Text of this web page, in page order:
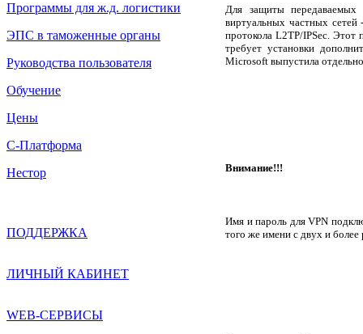
Программы для ж.д. логистики
ЭПС в таможенные органы
Руководства пользователя
Обучение
Цены
С-Платформа
Нестор
ПОДДЕРЖКА
ЛИЧНЫЙ КАБИНЕТ
WEB-СЕРВИСЫ
Для защиты передаваемых
виртуальных частных
протокола L2TP/IPSec.
требует установки
Microsoft выпустила
Внимание!!!
Имя и пароль для VPN
того же имени с двух и